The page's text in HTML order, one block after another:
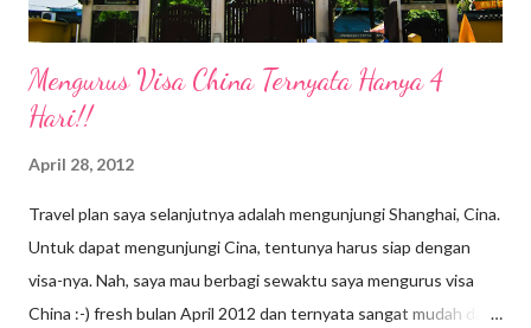
Mengurus Visa China Ternyata Hanya 4
Hari!!
April 28, 2012
Travel plan saya selanjutnya adalah mengunjungi Shanghai, Cina.
Untuk dapat mengunjungi Cina, tentunya harus siap dengan
visa-nya. Nah, saya mau berbagi sewaktu saya mengurus visa
China :-) fresh bulan April 2012 dan ternyata sangat mudah dan